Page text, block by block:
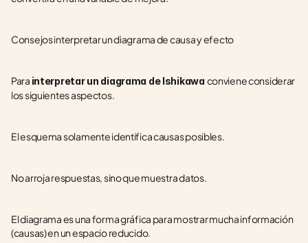
Consejos interpretar un diagrama de causa y efecto
Para interpretar un diagrama de Ishikawa conviene considerar
los siguientes aspectos.
El esquema solamente identifica causas posibles.
No arroja respuestas, sino que muestra datos.
El diagrama es una forma gráfica para mostrar mucha información
(causas) en un espacio reducido.